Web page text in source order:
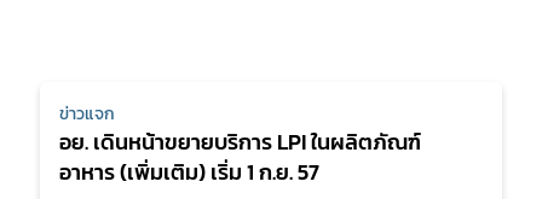
ข่าวแจก
อย. เดินหน้าขยายบริการ LPI ในผลิตภัณฑ์
อาหาร (เพิ่มเติม) เริ่ม 1 ก.ย. 57